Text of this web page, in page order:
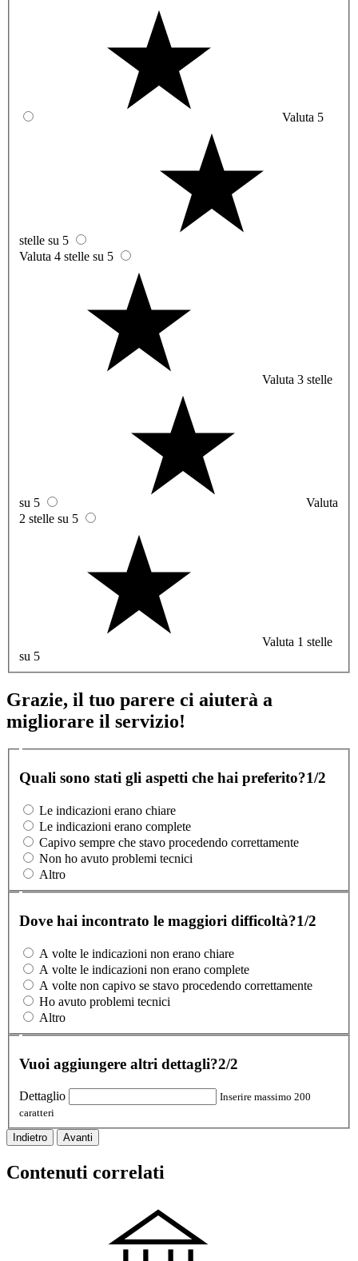
Valuta 5
stelle su 5
Valuta 4 stelle su 5
Valuta 3 stelle
su 5
Valuta
2 stelle su 5
Valuta 1 stelle
su 5
Grazie, il tuo parere ci aiuterà a
migliorare il servizio!
Quali sono stati gli aspetti che hai preferito?1/2
Le indicazioni erano chiare
Le indicazioni erano complete
Capivo sempre che stavo procedendo correttamente
Non ho avuto problemi tecnici
Altro
Dove hai incontrato le maggiori difficoltà?1/2
A volte le indicazioni non erano chiare
A volte le indicazioni non erano complete
A volte non capivo se stavo procedendo correttamente
Ho avuto problemi tecnici
Altro
Vuoi aggiungere altri dettagli?2/2
Dettaglio
Inserire massimo 200
caratteri
Indietro Avanti
Contenuti correlati